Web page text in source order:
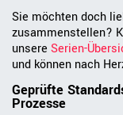
Sie möchten doch
zusammenstellen?
unsere Serien-
und können nach
Geprüfte
Prozesse